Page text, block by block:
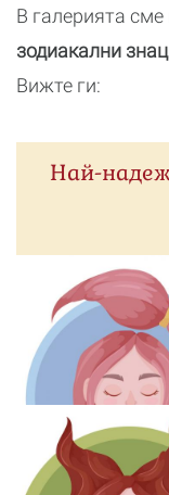
В галерията
зодиакални
Вижте ги:
Най-